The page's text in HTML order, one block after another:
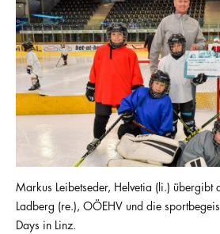
Markus Leibetseder, Helvetia (li.) übergibt
Ladberg (re.), OÖEHV und die
Days in Linz.